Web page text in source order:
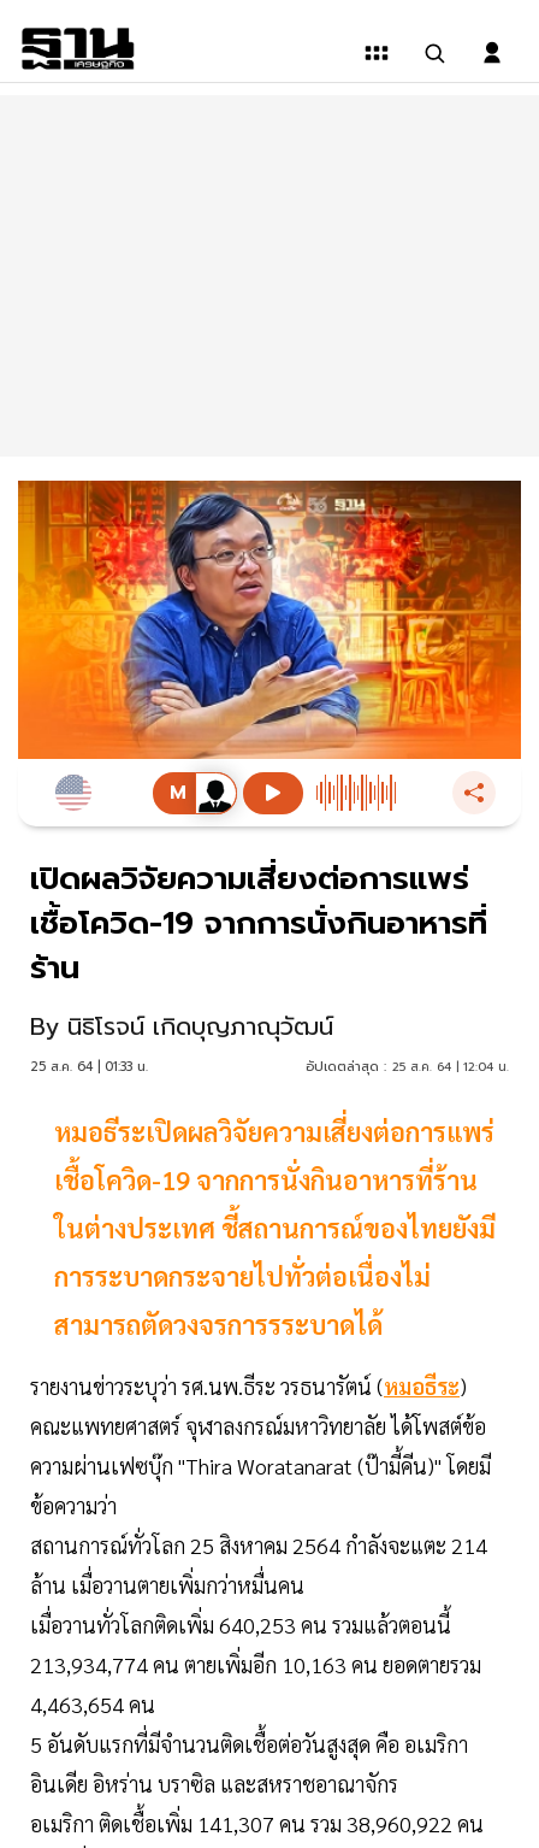
เปิดผลวิจัยความเสี่ยงต่อการแพร่
เชื้อโควิด-19 จากการนั่งกินอาหารที่
ร้าน
By นิธิโรจน์ เกิดบุญภาณุวัฒน์
25 ส.ค. 64 | 01:33 น. อัปเดตล่าสุด : 25 ส.ค. 64 | 12:04 น.
หมอธีระเปิดผลวิจัยความเสี่ยงต่อการแพร่
เชื้อโควิด-19 จากการนั่งกินอาหารที่ร้าน
ในต่างประเทศ ชี้สถานการณ์ของไทยยังมี
การระบาดกระจายไปทั่วต่อเนื่องไม่
สามารถตัดวงจรการรระบาดได้
รายงานข่าวระบุว่า รศ.นพ.ธีระ วรธนารัตน์ (หมอธีระ)
คณะแพทยศาสตร์ จุฬาลงกรณ์มหาวิทยาลัย ได้โพสต์ข้อ
ความผ่านเฟซบุ๊ก "Thira Woratanarat (ป๊ามี้คีน)" โดยมี
ข้อความว่า
สถานการณ์ทั่วโลก 25 สิงหาคม 2564 กำลังจะแตะ 214
ล้าน เมื่อวานตายเพิ่มกว่าหมื่นคน
เมื่อวานทั่วโลกติดเพิ่ม 640,253 คน รวมแล้วตอนนี้
213,934,774 คน ตายเพิ่มอีก 10,163 คน ยอดตายรวม
4,463,654 คน
5 อันดับแรกที่มีจำนวนติดเชื้อต่อวันสูงสุด คือ อเมริกา
อินเดีย อิหร่าน บราซิล และสหราชอาณาจักร
อเมริกา ติดเชื้อเพิ่ม 141,307 คน รวม 38,960,922 คน